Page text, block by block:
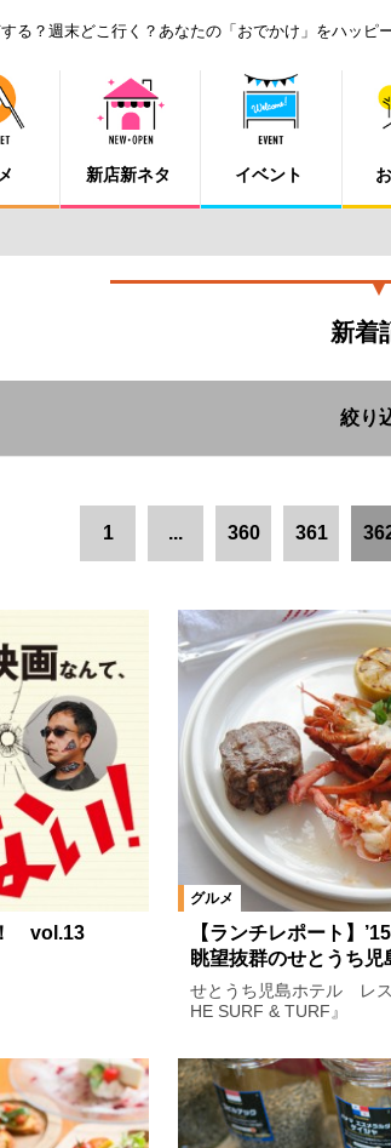
る？週末どこ行く？あなたの「おでかけ」をハッピ
新店新ネタ イベント
新着
絞り
ト記事 イベント記事 連載
アジア 和食 肉料理 麺 パン カ
娯楽施設 街歩き 遠出 ライフ フ
告知 本誌連動企画
イオンモール岡山の推しグルメ 『岡山ラーメン本
愛すべき岡山弁！ 人生半分！ 大人のお悩み
で悩みを解決！ 子育て世代のお金の話 わ
1 ... 360 361
vol.13
グルメ
【ランチレポート】
眺望抜群のせとうち
せとうち児島ホテル レ
HE SURF & TURF』